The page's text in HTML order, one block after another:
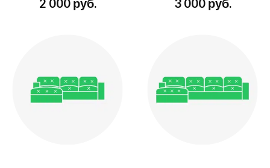
2 000 руб. 3 000 руб.